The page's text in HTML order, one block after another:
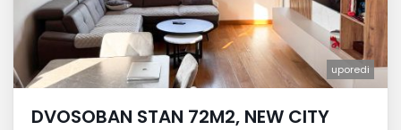
uporedi
DVOSOBAN STAN 72M2, NEW CITY